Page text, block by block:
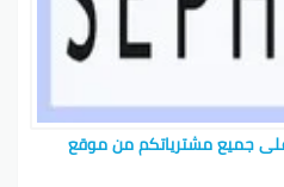
2026 شغال على جميع مشترياتكم من موقع